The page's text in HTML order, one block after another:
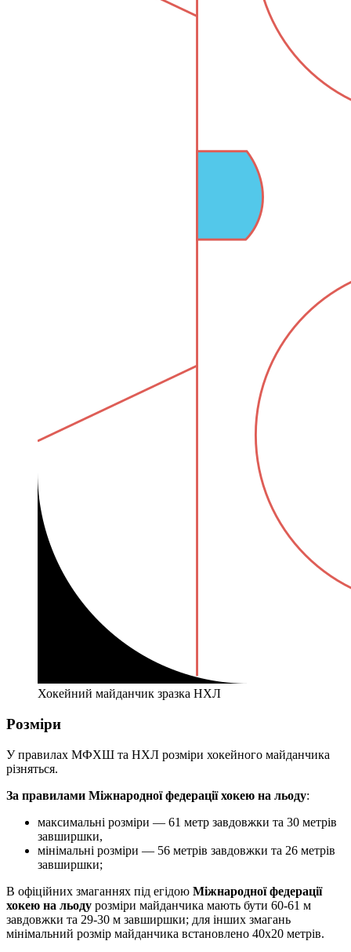
Хокейний майданчик зразка НХЛ
Розміри
У правилах МФХШ та НХЛ розміри хокейного майданчика
різняться.
За правилами Міжнародної федерації хокею на льоду:
максимальні розміри — 61 метр завдовжки та 30 метрів
завширшки,
мінімальні розміри — 56 метрів завдовжки та 26 метрів
завширшки;
В офіційних змаганнях під егідою Міжнародної федерації
хокею на льоду розміри майданчика мають бути 60-61 м
завдовжки та 29-30 м завширшки; для інших змагань
мінімальний розмір майданчика встановлено 40х20 метрів.